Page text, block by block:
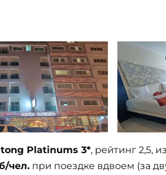
Platinums 3*, рейтинг 2,5, из
чел. при поездке вдвоем (за